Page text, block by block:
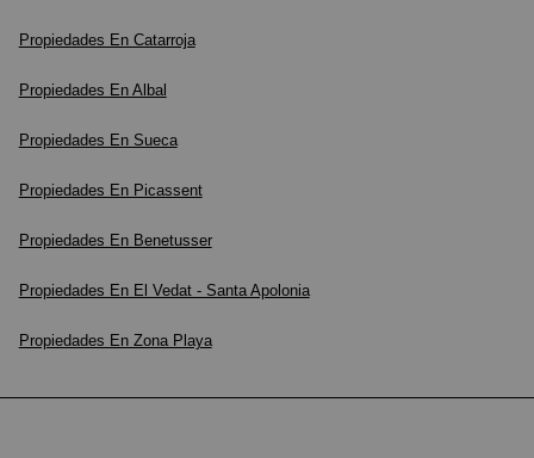
Propiedades En Catarroja
Propiedades En Albal
Propiedades En Sueca
Propiedades En Picassent
Propiedades En Benetusser
Propiedades En El Vedat - Santa Apolonia
Propiedades En Zona Playa